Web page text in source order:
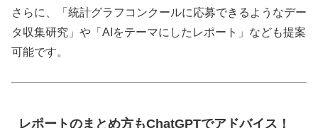
さらに、「統計グラフコンクールに応募できるようなデー
タ収集研究」や「AIをテーマにしたレポート」なども提案
可能です。
レポートのまとめ方もChatGPTでアドバイス！